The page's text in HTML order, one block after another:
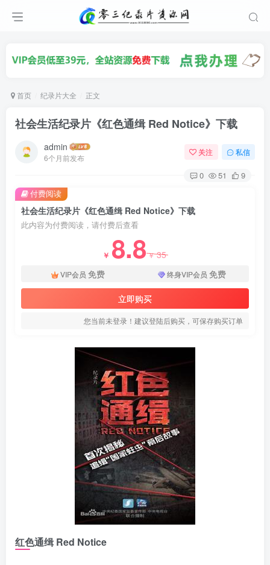
首页 纪录片大全 正文
社会生活纪录片《红色通缉 Red Notice》下载
admin
6个月前发布
关注 私信
0 51 9
社会生活纪录片《红色通缉 Red Notice》下载
此内容为付费阅读，请付费后查看
￥ 8.8￥35
VIP会员 免费 终身VIP会员 免费
立即购买
您当前未登录！建议登陆后购买，可保存购买订单
付费阅读
红色通缉 Red Notice